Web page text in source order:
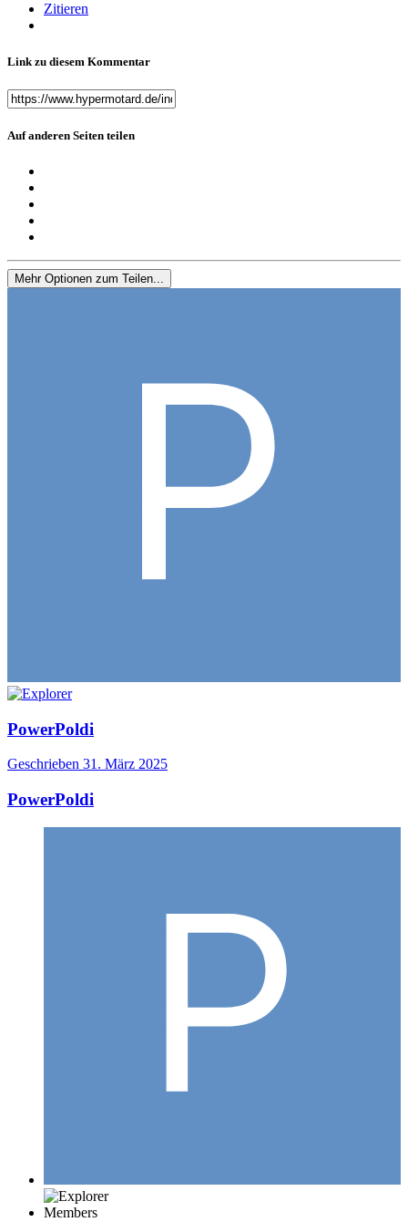
Zitieren
Link zu diesem Kommentar
Auf anderen Seiten teilen
Mehr Optionen zum Teilen...
PowerPoldi
Geschrieben 31. März 2025
PowerPoldi
Members